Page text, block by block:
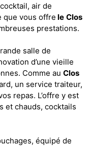
air de
que vous offre le Clos
prestations.
salle de
d’une vieille
Comme au Clos
un service traiteur,
repas. L’offre y est
et chauds, cocktails
équipé de